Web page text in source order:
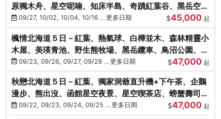
原獨木舟、星空呢喃、知床半島、奇蹟紅葉谷、黑岳空中
纜車、旭山動物園
09/27, 10/02, 10/04, 10/16 ...更多日期 $45,000 起
楓情北海道５日－紅葉、熱氣球、白樺並木、森林精靈小
木屋、美瑛青池、野生熊牧場、黑岳纜車、鳥沼公園、紅
葉奇蹟谷、螃蟹吃到飽
09/23, 09/26, 09/27, 09/28 ...更多日期 $47,000 起
秋戀北海道５日－紅葉、獨家洞爺直升機+下午茶、企鵝
漫步、熊出沒、函館星空夜景、星空喫茶店、螃蟹壽司、
海膽、三大螃蟹放題
09/22, 09/23, 09/24, 09/25 ...更多日期 $47,000 起